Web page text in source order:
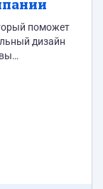
поможет
дизайн
ниже.
и
и
-